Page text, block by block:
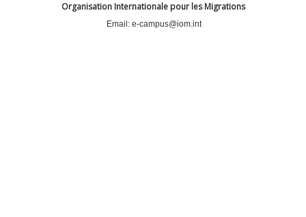
Organisation Internationale pour les Migrations
Email: e-campus@iom.int